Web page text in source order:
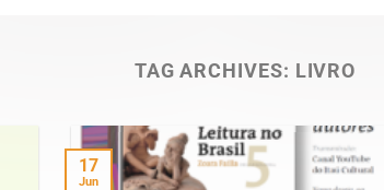
TAG ARCHIVES: LIVRO
17
Jun